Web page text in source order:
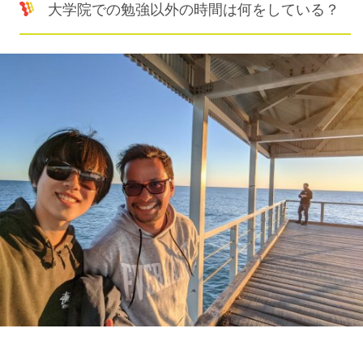
大学院での勉強以外の時間は何をしている？